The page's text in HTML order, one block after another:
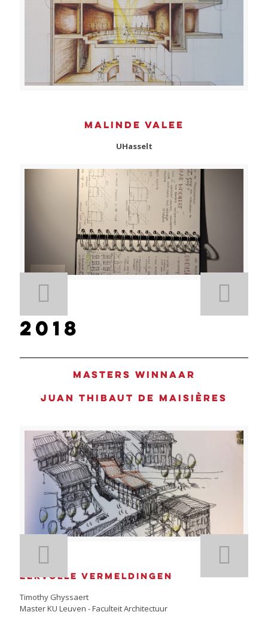
Malinde Valee
UHasselt
2018
Masters winnaar
Juan Thibaut de Maisières
Eervolle vermeldingen
Timothy Ghyssaert
Master KU Leuven - Faculteit Architectuur